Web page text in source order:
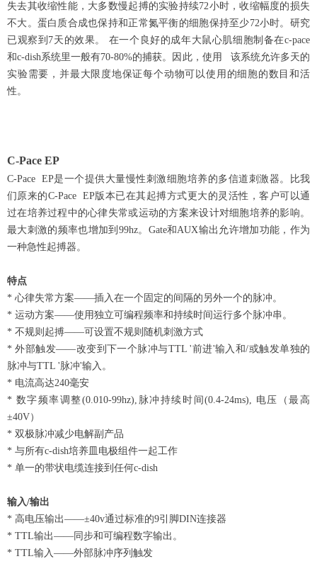
失去其收缩性能，大多数慢起搏的实验持续72小时，收缩幅度的损失
不大。蛋白质合成也保持和正常氮平衡的细胞保持至少72小时。研究
已观察到7天的效果。 在一个良好的成年大鼠心肌细胞制备在c-pace
和c-dish系统里一般有70-80%的捕获。因此，使用 该系统允许多天的
实验需要，并最大限度地保证每个动物可以使用的细胞的数目和活
性。
C-Pace EP
C-Pace EP是一个提供大量慢性刺激细胞培养的多信道刺激器。比我
们原来的C-Pace EP版本已在其起搏方式更大的灵活性，客户可以通
过在培养过程中的心律失常或运动的方案来设计对细胞培养的影响。
最大刺激的频率也增加到99hz。Gate和AUX输出允许增加功能，作为
一种急性起搏器。
特点
* 心律失常方案——插入在一个固定的间隔的另外一个的脉冲。
* 运动方案——使用独立可编程频率和持续时间运行多个脉冲串。
* 不规则起搏——可设置不规则随机刺激方式
* 外部触发——改变到下一个脉冲与TTL '前进'输入和/或触发单独的
脉冲与TTL '脉冲'输入。
* 电流高达240毫安
* 数字频率调整(0.010-99hz),脉冲持续时间(0.4-24ms), 电压（最高
±40V）
* 双极脉冲减少电解副产品
* 与所有c-dish培养皿电极组件一起工作
* 单一的带状电缆连接到任何c-dish
输入/输出
* 高电压输出——±40v通过标准的9引脚DIN连接器
* TTL输出——同步和可编程数字输出。
* TTL输入——外部脉冲序列触发